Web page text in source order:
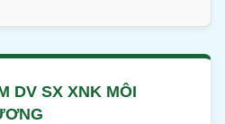
DV SX XNK MÔI